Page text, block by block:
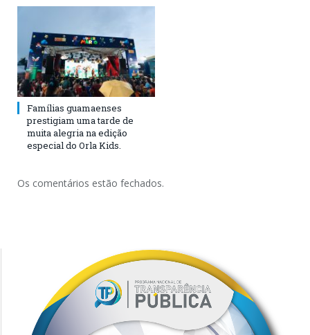
Famílias guamaenses
prestigiam uma tarde de
muita alegria na edição
especial do Orla Kids.
Os comentários estão fechados.